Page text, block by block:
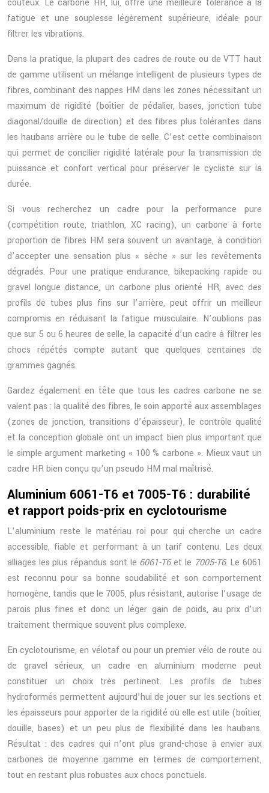
fatigue et une souplesse légèrement supérieure, idéale pour
filtrer les vibrations.
Dans la pratique, la plupart des cadres de route ou de VTT haut
de gamme utilisent un mélange intelligent de plusieurs types de
fibres, combinant des nappes HM dans les zones nécessitant un
maximum de rigidité (boîtier de pédalier, bases, jonction tube
diagonal/douille de direction) et des fibres plus tolérantes dans
les haubans arrière ou le tube de selle. C’est cette combinaison
qui permet de concilier rigidité latérale pour la transmission de
puissance et confort vertical pour préserver le cycliste sur la
durée.
Si vous recherchez un cadre pour la performance pure
(compétition route, triathlon, XC racing), un carbone à forte
proportion de fibres HM sera souvent un avantage, à condition
d’accepter une sensation plus « sèche » sur les revêtements
dégradés. Pour une pratique endurance, bikepacking rapide ou
gravel longue distance, un carbone plus orienté HR, avec des
profils de tubes plus fins sur l’arrière, peut offrir un meilleur
compromis en réduisant la fatigue musculaire. N’oublions pas
que sur 5 ou 6 heures de selle, la capacité d’un cadre à filtrer les
chocs répétés compte autant que quelques centaines de
grammes gagnés.
Gardez également en tête que tous les cadres carbone ne se
valent pas : la qualité des fibres, le soin apporté aux assemblages
(zones de jonction, transitions d’épaisseur), le contrôle qualité
et la conception globale ont un impact bien plus important que
le simple argument marketing « 100 % carbone ». Mieux vaut un
cadre HR bien conçu qu’un pseudo HM mal maîtrisé.
Aluminium 6061-T6 et 7005-T6 : durabilité
et rapport poids-prix en cyclotourisme
L’aluminium reste le matériau roi pour qui cherche un cadre
accessible, fiable et performant à un tarif contenu. Les deux
alliages les plus répandus sont le 6061-T6et le 7005-T6. Le 6061
est reconnu pour sa bonne soudabilité et son comportement
homogène, tandis que le 7005, plus résistant, autorise l’usage de
parois plus fines et donc un léger gain de poids, au prix d’un
traitement thermique souvent plus complexe.
En cyclotourisme, en vélotaf ou pour un premier vélo de route ou
de gravel sérieux, un cadre en aluminium moderne peut
constituer un choix très pertinent. Les profils de tubes
hydroformés permettent aujourd’hui de jouer sur les sections et
les épaisseurs pour apporter de la rigidité où elle est utile (boîtier,
douille, bases) et un peu plus de flexibilité dans les haubans.
Résultat : des cadres qui n’ont plus grand-chose à envier aux
carbones de moyenne gamme en termes de comportement,
tout en restant plus robustes aux chocs ponctuels.